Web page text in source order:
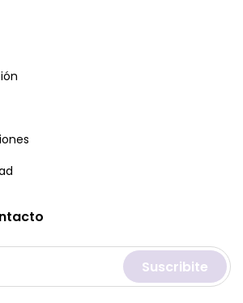
Suscribite